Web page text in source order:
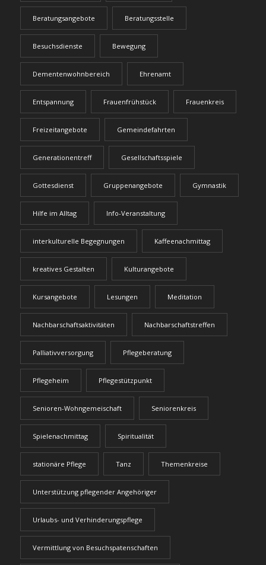
Beratungsangebote Beratungsstelle
Besuchsdienste Bewegung
Dementenwohnbereich Ehrenamt
Entspannung Frauenfrühstück Frauenkreis
Freizeitangebote Gemeindefahrten
Generationentreff Gesellschaftsspiele
Gottesdienst Gruppenangebote Gymnastik
Hilfe im Alltag Info-Veranstaltung
interkulturelle Begegnungen Kaffeenachmittag
kreatives Gestalten Kulturangebote
Kursangebote Lesungen Meditation
Nachbarschaftsaktivitäten Nachbarschaftstreffen
Palliativversorgung Pflegeberatung
Pflegeheim Pflegestützpunkt
Senioren-Wohngemeischaft Seniorenkreis
Spielenachmittag Spiritualität
stationäre Pflege Tanz Themenkreise
Unterstützung pflegender Angehöriger
Urlaubs- und Verhinderungspflege
Vermittlung von Besuchspatenschaften